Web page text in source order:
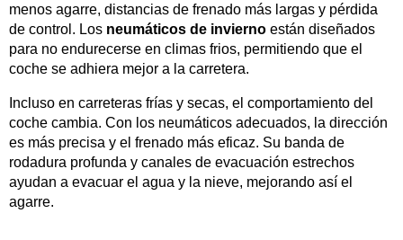
menos agarre, distancias de frenado más largas y pérdida
de control. Los neumáticos de invierno están diseñados
para no endurecerse en climas frios, permitiendo que el
coche se adhiera mejor a la carretera.
Incluso en carreteras frías y secas, el comportamiento del
coche cambia. Con los neumáticos adecuados, la dirección
es más precisa y el frenado más eficaz. Su banda de
rodadura profunda y canales de evacuación estrechos
ayudan a evacuar el agua y la nieve, mejorando así el
agarre.